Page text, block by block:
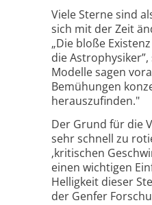
Viele Sterne sind
sich mit der Zeit
„Die bloße
die
Modelle sagen
Bemühungen
herauszufinden."
Der Grund für die
sehr schnell zu
‚kritischen
einen wichtigen
Helligkeit dieser
der Genfer